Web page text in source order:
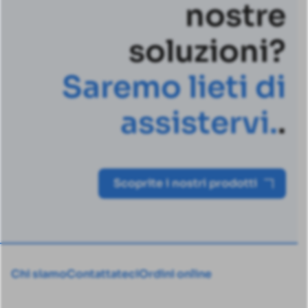
nostre
soluzioni?
Saremolietidi
assistervi..
Scoprite i nostri prodotti
Chi siamoContattateciOrdini online